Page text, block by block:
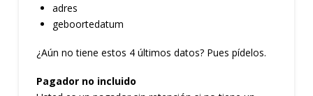
adres
geboortedatum
¿Aún no tiene estos 4 últimos datos? Pues pídelos.
Pagador no incluido